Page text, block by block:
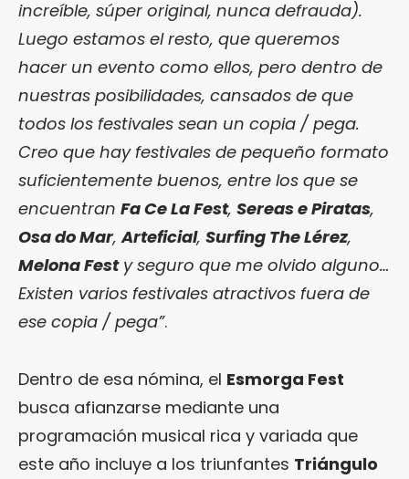
increíble, súper original, nunca defrauda).
Luego estamos el resto, que queremos
hacer un evento como ellos, pero dentro de
nuestras posibilidades, cansados de que
todos los festivales sean un copia / pega.
Creo que hay festivales de pequeño formato
suficientemente buenos, entre los que se
encuentran Fa Ce La Fest, Sereas e Piratas,
Osa do Mar,Arteficial, Surfing The Lérez,
Melona Festy seguro que me olvido alguno…
Existen varios festivales atractivos fuera de
ese copia / pega”.
Dentro de esa nómina, el Esmorga Fest
busca afianzarse mediante una
programación musical rica y variada que
este año incluye a los triunfantes Triángulo